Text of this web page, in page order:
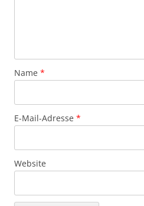
Name *
E-Mail-Adresse *
Website